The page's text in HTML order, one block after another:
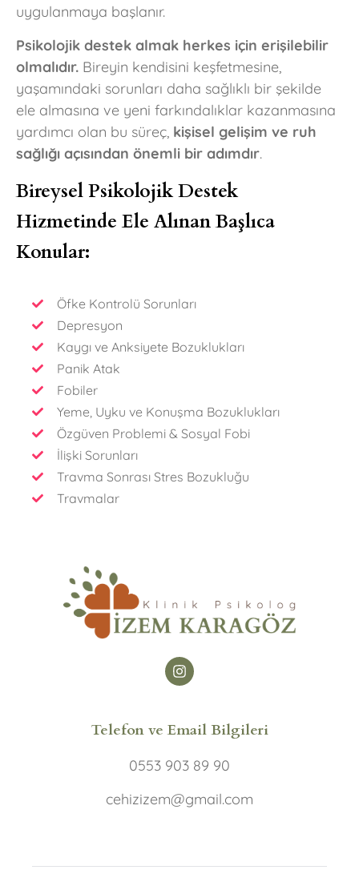
uygulanmaya başlanır.
Psikolojik destek almak herkes için erişilebilir
olmalıdır. Bireyin kendisini keşfetmesine,
yaşamındaki sorunları daha sağlıklı bir şekilde
ele almasına ve yeni farkındalıklar kazanmasına
yardımcı olan bu süreç, kişisel gelişim ve ruh
sağlığı açısından önemli bir adımdır.
Bireysel Psikolojik Destek
Hizmetinde Ele Alınan Başlıca
Konular:
Öfke Kontrolü Sorunları
Depresyon
Kaygı ve Anksiyete Bozuklukları
Panik Atak
Fobiler
Yeme, Uyku ve Konuşma Bozuklukları
Özgüven Problemi & Sosyal Fobi
İlişki Sorunları
Travma Sonrası Stres Bozukluğu
Travmalar
Telefon ve Email Bilgileri
0553 903 89 90
cehizizem@gmail.com